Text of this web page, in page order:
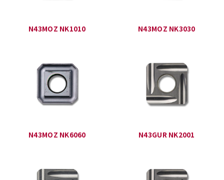
N43MOZ NK1010 N43MOZ NK3030
N43MOZ NK6060 N43GUR NK2001